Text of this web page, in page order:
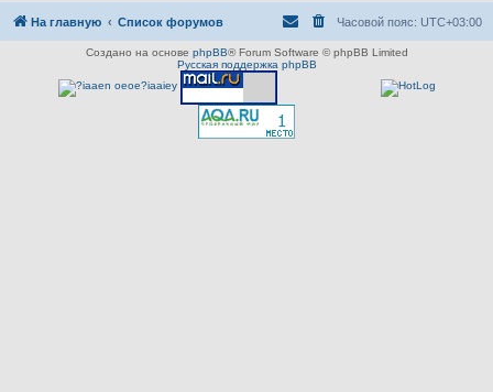
На главную Список форумов Часовой пояс: UTC+03:00
Создано на основе phpBB® Forum Software © phpBB Limited
Русская поддержка phpBB